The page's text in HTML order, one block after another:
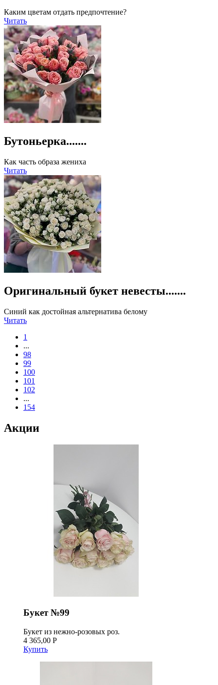
Каким цветам отдать предпочтение?
Читать
Бутоньерка.......
Как часть образа жениха
Читать
Оригинальный букет невесты.......
Синий как достойная альтернатива белому
Читать
1
...
98
99
100
101
102
...
154
Акции
Букет №99
Букет из нежно-розовых роз.
4 365,00 Р
Купить